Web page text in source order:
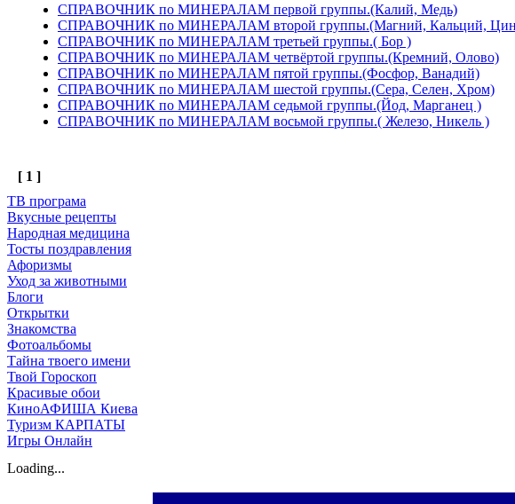
СПРАВОЧНИК по МИНЕРАЛАМ первой группы.(Калий, Медь)
СПРАВОЧНИК по МИНЕРАЛАМ второй группы.(Магний, Кальций,
СПРАВОЧНИК по МИНЕРАЛАМ третьей группы.( Бор )
СПРАВОЧНИК по МИНЕРАЛАМ четвёртой группы.(Кремний, Олово)
СПРАВОЧНИК по МИНЕРАЛАМ пятой группы.(Фосфор, Ванадий)
СПРАВОЧНИК по МИНЕРАЛАМ шестой группы.(Сера, Селен, Хром)
СПРАВОЧНИК по МИНЕРАЛАМ седьмой группы.(Йод, Марганец )
СПРАВОЧНИК по МИНЕРАЛАМ восьмой группы.( Железо, Никель )
[ 1 ]
ТВ програма
Вкусные рецепты
Народная медицина
Тосты поздравления
Афоризмы
Уход за животными
Блоги
Открытки
Знакомства
Фотоальбомы
Тайна твоего имени
Твой Гороскоп
Красивые обои
КиноАФИША Киева
Туризм КАРПАТЫ
Игры Онлайн
Loading...